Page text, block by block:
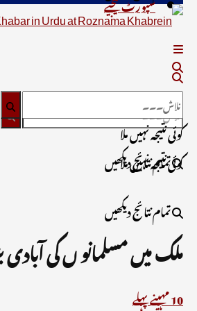
کوئی نتیجہ نہیں ملا
تمام نتائج دیکھیں
کوئی نتیجہ نہیں ملا
تمام نتائج دیکھیں
ملک میں مسلمانو ں کی
10 مہینے پہلے